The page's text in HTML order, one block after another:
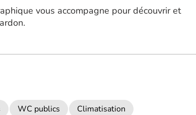
vous accompagne pour découvrir et
WC publics
Climatisation